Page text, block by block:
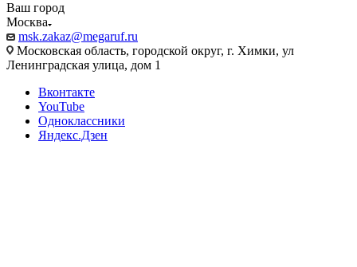
Ваш город
Москва
msk.zakaz@megaruf.ru
Московская область, городской округ, г. Химки, ул
Ленинградская улица, дом 1
Вконтакте
YouTube
Одноклассники
Яндекс.Дзен